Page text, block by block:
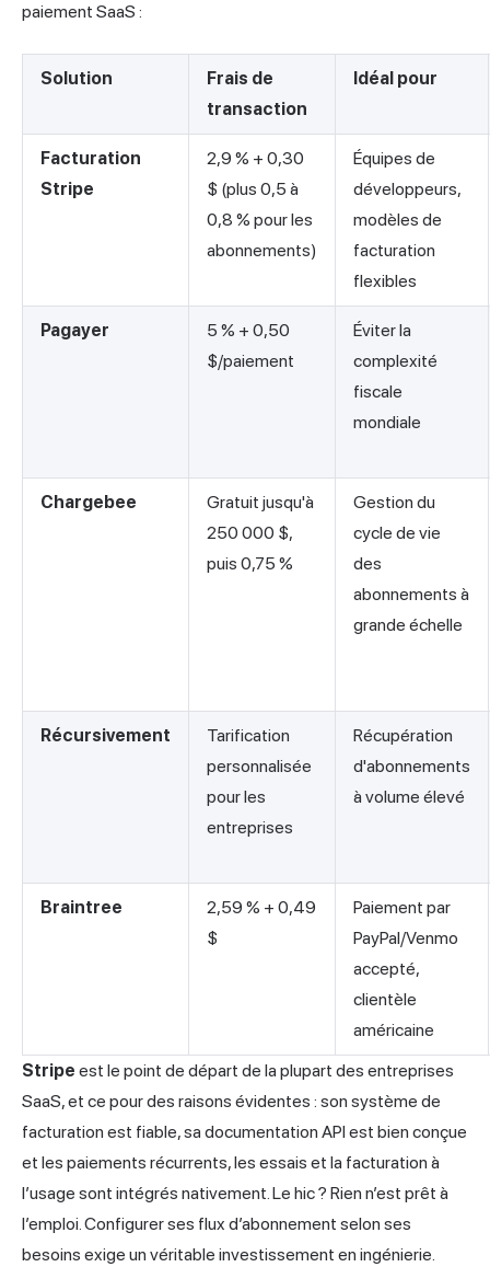
paiement SaaS :
Solution
Frais de
transaction
Idéal pour
Facturation
Stripe
2,9 % + 0,30
$ (plus 0,5 à
0,8 % pour les
abonnements)
Équipes de
développeurs,
modèles de
facturation
flexibles
Pagayer
5 % + 0,50
$/paiement
Éviter la
complexité
fiscale
mondiale
Chargebee
Gratuit jusqu'à
250 000 $,
puis 0,75 %
Gestion du
cycle de vie
des
abonnements à
grande échelle
Récursivement
Tarification
personnalisée
pour les
entreprises
Récupération
d'abonnements
à volume élevé
Braintree
2,59 % + 0,49
$
Paiement par
PayPal/Venmo
accepté,
clientèle
américaine
Stripe est le point de départ de la plupart des entreprises
SaaS, et ce pour des raisons évidentes : son système de
facturation est fiable, sa documentation API est bien conçue
et les paiements récurrents, les essais et la facturation à
l’usage sont intégrés nativement. Le hic ? Rien n’est prêt à
l’emploi. Configurer ses flux d’abonnement selon ses
besoins exige un véritable investissement en ingénierie.